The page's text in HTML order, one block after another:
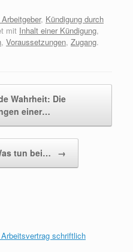
, Kündigung durch
mit Inhalt einer Kündigung,
, Voraussetzungen, Zugang.
Wahrheit: Die
einer…
tun bei… →
schriftlich